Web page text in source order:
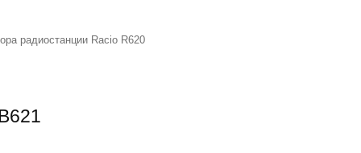
радиостанции Racio R620